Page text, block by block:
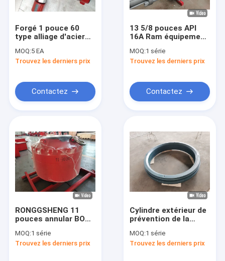
Produits
Vidéos
À propos de nous
Contactez-nous
Forgé 1 pouce 60
type alliage d'acier
pression de travail
5000 PSI API 16C
pour le forage
pétrolier
MOQ:5 EA
Trouvez les derniers prix
Contactez
13 5/8 pouces API
16A Ram équipement
explosions BOP 3000
PSI
MOQ:1 série
Trouvez les derniers prix
Contactez
RONGGSHENG 11
pouces annular BOP
l'explosion 3000 PSI
équipement
MOQ:1 série
Trouvez les derniers prix
Cylindre extérieur de
prévention de la
Cameron 18-3/4"
5000PSI type "DL"
MOQ:1 série
Trouvez les derniers prix